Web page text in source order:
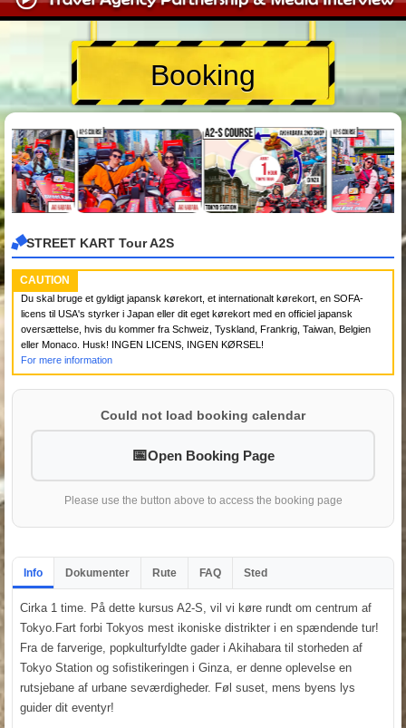
Booking
STREET KART Tour A2S
CAUTION
Du skal bruge et gyldigt japansk kørekort, et internationalt kørekort, en SOFA-
licens til USA's styrker i Japan eller dit eget kørekort med en officiel japansk
oversættelse, hvis du kommer fra Schweiz, Tyskland, Frankrig, Taiwan, Belgien
eller Monaco. Husk! INGEN LICENS, INGEN KØRSEL!
For mere information
Could not load booking calendar
Open Booking Page
Please use the button above to access the booking page
Info Dokumenter Rute FAQ Sted
Cirka 1 time. På dette kursus A2-S, vil vi køre rundt om centrum af
Tokyo.Fart forbi Tokyos mest ikoniske distrikter i en spændende tur!
Fra de farverige, popkulturfyldte gader i Akihabara til storheden af
Tokyo Station og sofistikeringen i Ginza, er denne oplevelse en
rutsjebane af urbane seværdigheder. Føl suset, mens byens lys
guider dit eventyr!